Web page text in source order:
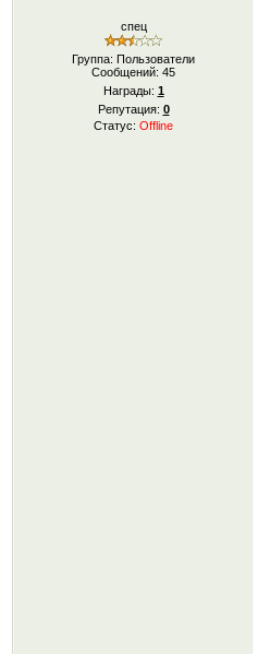
спец
Группа: Пользователи
Сообщений: 45
Награды: 1
Репутация: 0
Статус: Offline